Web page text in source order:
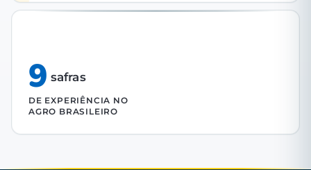
9 safras
DE EXPERIÊNCIA NO
AGRO BRASILEIRO